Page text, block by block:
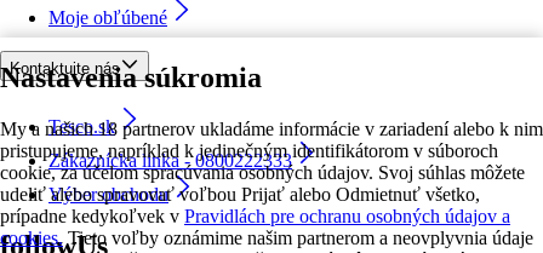
Nastavenia súkromia
My a našich 18 partnerov ukladáme informácie v zariadení alebo k nim
pristupujeme, napríklad k jedinečným identifikátorom v súboroch
cookie, za účelom spracúvania osobných údajov. Svoj súhlas môžete
udeliť alebo spravovať voľbou Prijať alebo Odmietnuť všetko,
prípadne kedykoľvek v Pravidlách pre ochranu osobných údajov a
cookies. Tieto voľby oznámime našim partnerom a neovplyvnia údaje
Moje obľúbené
Kontaktujte nás
Tesco.sk
Zákaznícka linka - 0800222333
Výber obchodu
followUs